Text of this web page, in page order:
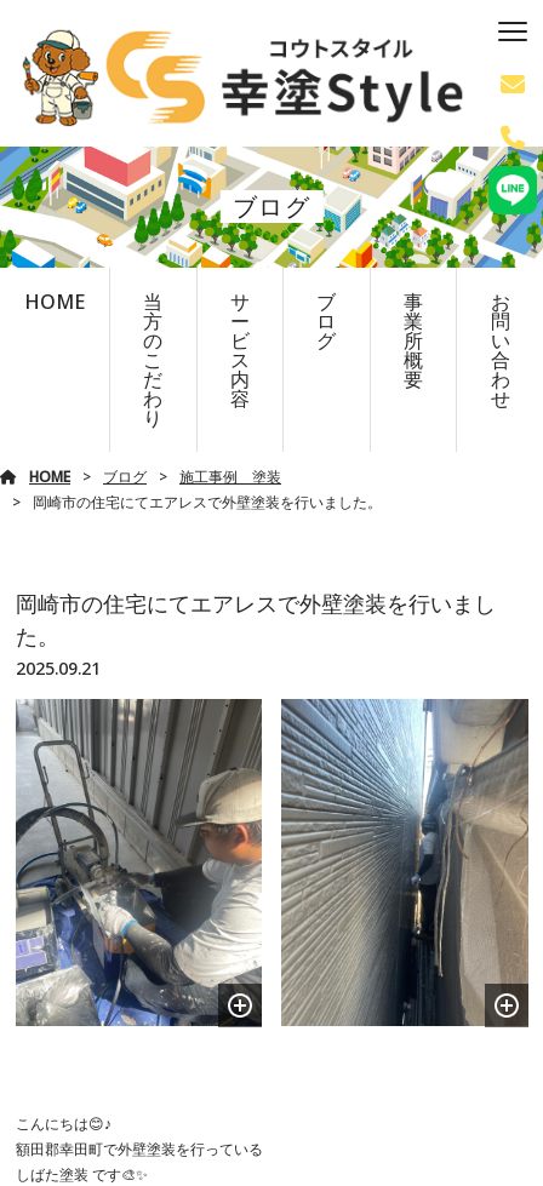
ブログ
HOME 当
方
の
こ
だ
わ
り
サ
ー
ビ
ス
内
容
ブ
ロ
グ
事
業
所
概
要
お
問
い
合
わ
せ
HOME ブログ
施工事例 塗装
岡崎市の住宅にてエアレスで外壁塗装を行いました。
岡崎市の住宅にてエアレスで外壁塗装を行いまし
た。
2025.09.21
こんにちは😊♪
額田郡幸田町で外壁塗装を行っている
しばた塗装 です🎨✨